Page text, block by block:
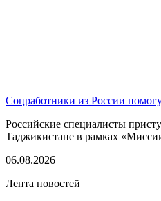
Соцработники из России
Российские специалисты
Таджикистане в рамках
06.08.2026
Лента новостей